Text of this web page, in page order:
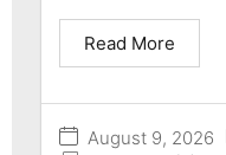
August 9, 2026
Read More